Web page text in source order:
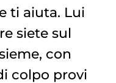
ti aiuta. Lui
siete sul
con
colpo provi